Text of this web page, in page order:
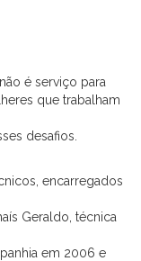
é serviço para
que trabalham
desafios.
encarregados
Geraldo, técnica
em 2006 e